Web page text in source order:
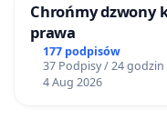
Chrońmy dzwony
prawa
177 podpisów
37 Podpisy / 24 godzin
4 Aug 2026